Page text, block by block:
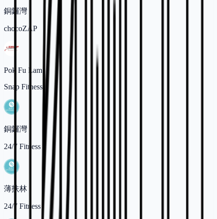
銅鑼灣
chocoZAP
Pok Fu Lam
Snap Fitness
銅鑼灣
24/7 Fitness
薄扶林
24/7 Fitness